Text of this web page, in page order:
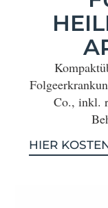
Co., inkl.
HIER